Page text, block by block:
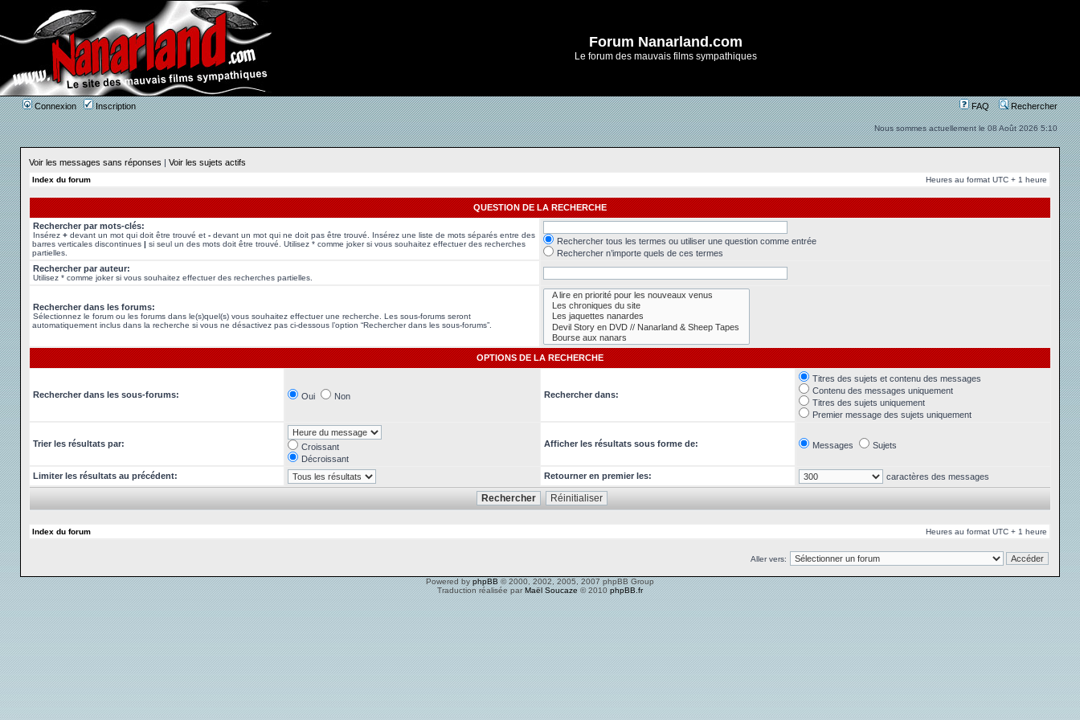
Forum Nanarland.com
Le forum des mauvais films sympathiques
Connexion Inscription FAQ Rechercher
Nous sommes actuellement le 08 Août 2026 5:10
Voir les messages sans réponses | Voir les sujets actifs
Index du forum Heures au format UTC + 1 heure
QUESTION DE LA RECHERCHE
Rechercher par mots-clés:
Insérez + devant un mot qui doit être trouvé et - devant un mot qui ne doit pas être trouvé. Insérez une liste de mots séparés entre des
barres verticales discontinues | si seul un des mots doit être trouvé. Utilisez * comme joker si vous souhaitez effectuer des recherches
partielles.
Rechercher tous les termes ou utiliser une question comme entrée
Rechercher n’importe quels de ces termes
Rechercher par auteur:
Utilisez * comme joker si vous souhaitez effectuer des recherches partielles.
Rechercher dans les forums:
Sélectionnez le forum ou les forums dans le(s)quel(s) vous souhaitez effectuer une recherche. Les sous-forums seront
automatiquement inclus dans la recherche si vous ne désactivez pas ci-dessous l’option “Rechercher dans les sous-forums”.
OPTIONS DE LA RECHERCHE
Rechercher dans les sous-forums: Oui Non Rechercher dans:
Titres des sujets et contenu des messages
Contenu des messages uniquement
Titres des sujets uniquement
Premier message des sujets uniquement
Trier les résultats par:
Croissant
Décroissant
Afficher les résultats sous forme de: Messages Sujets
Limiter les résultats au précédent: Retourner en premier les: caractères des messages
Index du forum Heures au format UTC + 1 heure
Aller vers:
Powered by phpBB © 2000, 2002, 2005, 2007 phpBB Group
Traduction réalisée parMaël Soucaze © 2010 phpBB.fr